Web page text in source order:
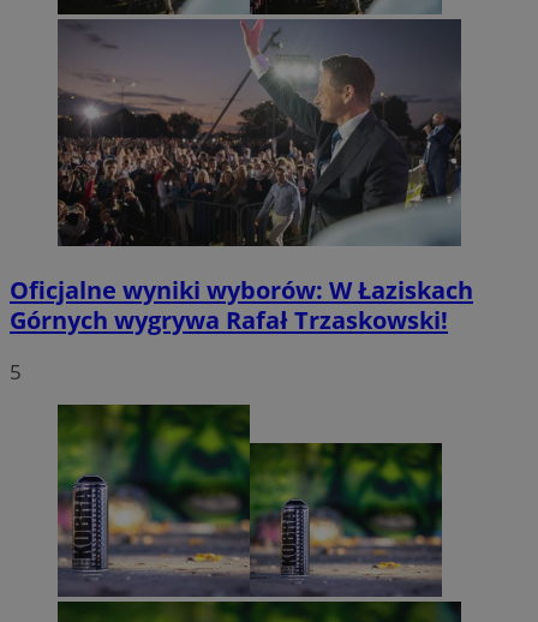
Oficjalne wyniki wyborów: W Łaziskach
Górnych wygrywa Rafał Trzaskowski!
5